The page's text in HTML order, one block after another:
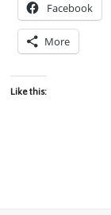
Facebook
More
Like this: